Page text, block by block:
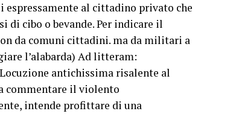
al cittadino privato che
cibo o bevande. Per indicare il
da comuni cittadini. ma da militari a
l’alabarda) Ad litteram:
antichissima risalente al
commentare il violento
intende profittare di una